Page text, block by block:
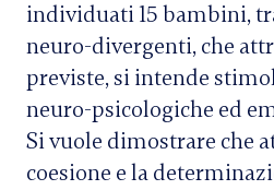
individuati 15 bambini,
neuro-divergenti, che
previste, si intende
neuro-psicologiche ed
Si vuole dimostrare che
coesione e la